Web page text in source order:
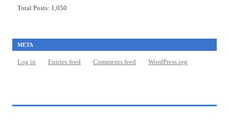
Total Posts: 1,050
META
Log in Entries feed Comments feed WordPress.org